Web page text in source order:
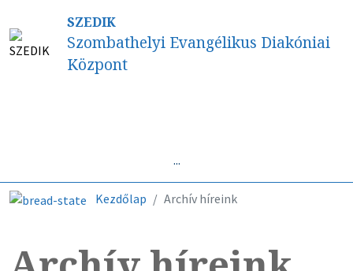
SZEDIK
Szombathelyi Evangélikus Diakóniai
Központ
...
Kezdőlap Archív híreink